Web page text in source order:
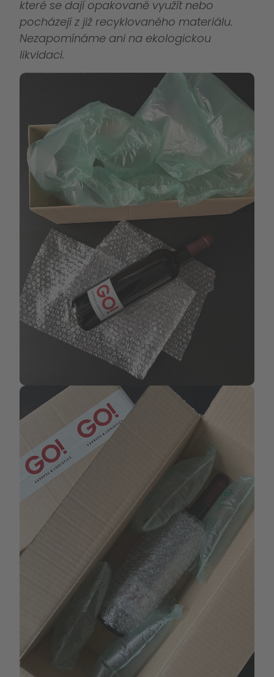
které se dají opakovaně využít nebo
pocházejí z již recyklovaného materiálu.
Nezapomínáme ani na ekologickou
likvidaci.